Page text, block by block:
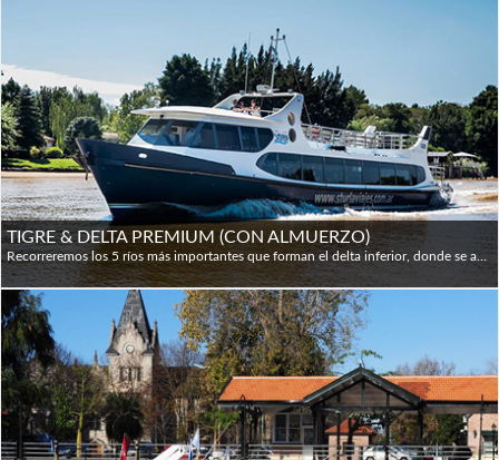
TIGRE & DELTA PREMIUM (CON ALMUERZO)
Recorreremos los 5 ríos más importantes que forman el delta inferior, donde se aprecia su majestuosa belleza de tonos ocres y verdes. Observaremos los canales moldeados por la naturaleza, los clásicos clubes de remo, el Museo de Arte de Tigre y la singular vida de los habitantes de las islas. Finalizaremos el día con una visita al típico Puerto de Frutos y un sabroso almuerzo. Después volveremos en un viaje de 2 horas hasta Puerto Madero donde termina nuestra aventura.